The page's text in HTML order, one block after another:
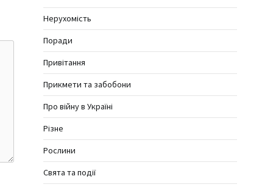
Нерухомість
Поради
Привітання
Прикмети та забобони
Про війну в Україні
Різне
Рослини
Свята та події